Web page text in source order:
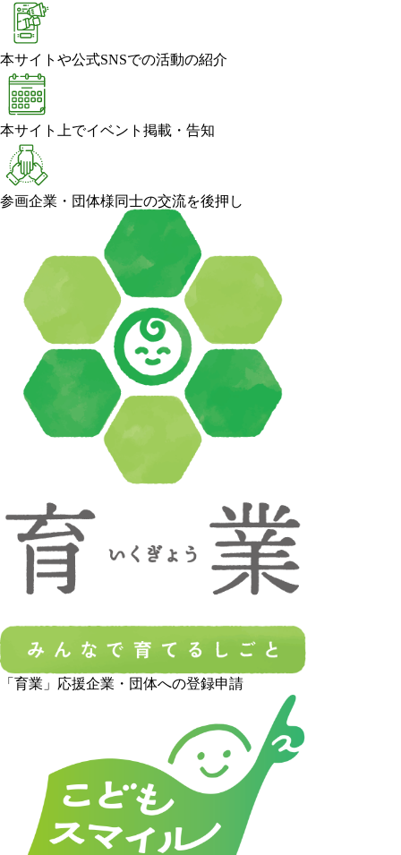
本サイトや公式SNSでの活動の紹介
本サイト上でイベント掲載・告知
参画企業・団体様同士の交流を後押し
「育業」応援企業・団体への登録申請